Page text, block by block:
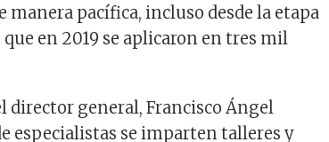
manera pacífica, incluso desde la etapa
en 2019 se aplicaron en tres mil
director general, Francisco Ángel
especialistas se imparten talleres y